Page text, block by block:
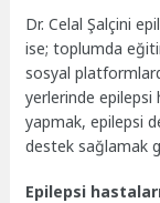
Dr. Celal Şalçini
ise; toplumda
sosyal
yerlerinde epilepsi
yapmak, epilepsi
destek sağlamak
Epilepsi